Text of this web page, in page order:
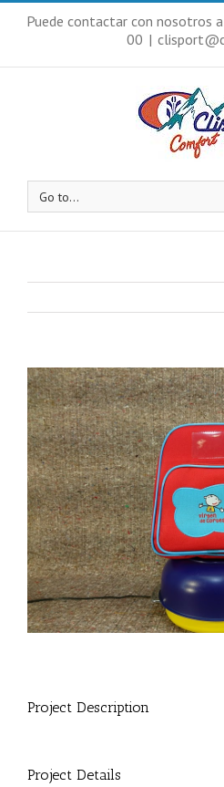
Puede contactar con nosotros
00 |
Go to...
Project Description
Project Details